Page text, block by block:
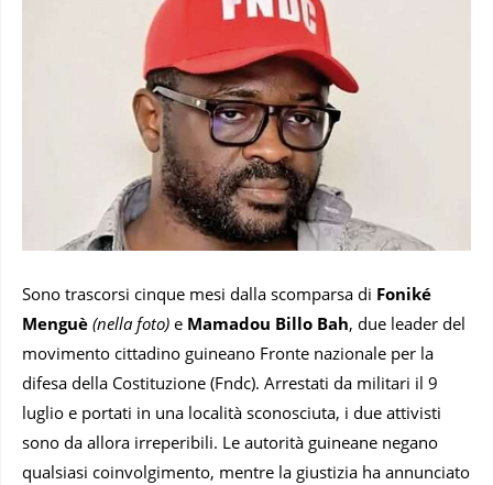
Sono trascorsi cinque mesi dalla scomparsa di Foniké
Menguè (nella foto) e Mamadou Billo Bah, due leader del
movimento cittadino guineano Fronte nazionale per la
difesa della Costituzione (Fndc). Arrestati da militari il 9
luglio e portati in una località sconosciuta, i due attivisti
sono da allora irreperibili. Le autorità guineane negano
qualsiasi coinvolgimento, mentre la giustizia ha annunciato